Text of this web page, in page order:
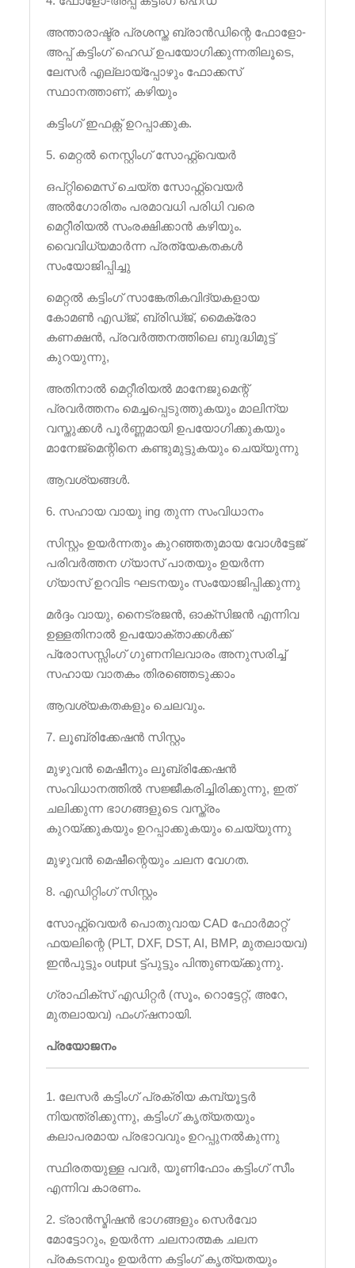
അന്താരാഷ്ട്ര പ്രശസ്ത ബ്രാൻഡിന്റെ ഫോളോ-
അപ്പ് കട്ടിംഗ് ഹെഡ് ഉപയോഗിക്കുന്നതിലൂടെ,
ലേസർ എല്ലായ്പ്പോഴും ഫോക്കസ്
സ്ഥാനത്താണ്, കഴിയും
കട്ടിംഗ് ഇഫക്റ്റ് ഉറപ്പാക്കുക.
5. മെറ്റൽ നെസ്റ്റിംഗ് സോഫ്റ്റ്വെയർ
ഒപ്റ്റിമൈസ് ചെയ്ത സോഫ്റ്റ്വെയർ
അൽഗോരിതം പരമാവധി പരിധി വരെ
മെറ്റീരിയൽ സംരക്ഷിക്കാൻ കഴിയും.
വൈവിധ്യമാർന്ന പ്രത്യേകതകൾ
സംയോജിപ്പിച്ചു
മെറ്റൽ കട്ടിംഗ് സാങ്കേതികവിദ്യകളായ
കോമൺ എഡ്ജ്, ബ്രിഡ്ജ്, മൈക്രോ
കണക്ഷൻ, പ്രവർത്തനത്തിലെ ബുദ്ധിമുട്ട്
കുറയുന്നു,
അതിനാൽ മെറ്റീരിയൽ മാനേജുമെന്റ്
പ്രവർത്തനം മെച്ചപ്പെടുത്തുകയും മാലിന്യ
വസ്തുക്കൾ പൂർണ്ണമായി ഉപയോഗിക്കുകയും
മാനേജ്മെന്റിനെ കണ്ടുമുട്ടുകയും ചെയ്യുന്നു
ആവശ്യങ്ങൾ.
6. സഹായ വായു ing തുന്ന സംവിധാനം
സിസ്റ്റം ഉയർന്നതും കുറഞ്ഞതുമായ വോൾട്ടേജ്
പരിവർത്തന ഗ്യാസ് പാതയും ഉയർന്ന
ഗ്യാസ് ഉറവിട ഘടനയും സംയോജിപ്പിക്കുന്നു
മർദ്ദം വായു, നൈട്രജൻ, ഓക്സിജൻ എന്നിവ
ഉള്ളതിനാൽ ഉപയോക്താക്കൾക്ക്
പ്രോസസ്സിംഗ് ഗുണനിലവാരം അനുസരിച്ച്
സഹായ വാതകം തിരഞ്ഞെടുക്കാം
ആവശ്യകതകളും ചെലവും.
7. ലൂബ്രിക്കേഷൻ സിസ്റ്റം
മുഴുവൻ മെഷീനും ലൂബ്രിക്കേഷൻ
സംവിധാനത്തിൽ സജ്ജീകരിച്ചിരിക്കുന്നു, ഇത്
ചലിക്കുന്ന ഭാഗങ്ങളുടെ വസ്ത്രം
കുറയ്ക്കുകയും ഉറപ്പാക്കുകയും ചെയ്യുന്നു
മുഴുവൻ മെഷീന്റെയും ചലന വേഗത.
8. എഡിറ്റിംഗ് സിസ്റ്റം
സോഫ്റ്റ്വെയർ പൊതുവായ CAD ഫോർമാറ്റ്
ഫയലിന്റെ (PLT, DXF, DST, AI, BMP, മുതലായവ)
ഇൻപുട്ടും output ട്ട്‌പുട്ടും പിന്തുണയ്ക്കുന്നു.
ഗ്രാഫിക്സ് എഡിറ്റർ (സൂം, റൊട്ടേറ്റ്, അറേ,
മുതലായവ) ഫംഗ്ഷനായി.
പ്രയോജനം
1. ലേസർ കട്ടിംഗ് പ്രക്രിയ കമ്പ്യൂട്ടർ
നിയന്ത്രിക്കുന്നു, കട്ടിംഗ് കൃത്യതയും
കലാപരമായ പ്രഭാവവും ഉറപ്പുനൽകുന്നു
സ്ഥിരതയുള്ള പവർ, യൂണിഫോം കട്ടിംഗ് സീം
എന്നിവ കാരണം.
2. ട്രാൻസ്മിഷൻ ഭാഗങ്ങളും സെർവോ
മോട്ടോറും, ഉയർന്ന ചലനാത്മക ചലന
പ്രകടനവും ഉയർന്ന കട്ടിംഗ് കൃത്യതയും